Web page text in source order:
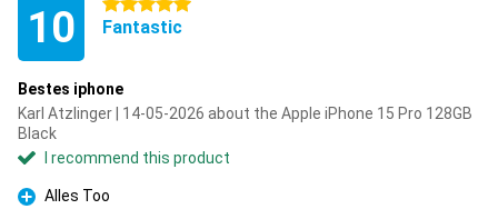
10 5 stars
Fantastic
Bestes iphone
Karl Atzlinger | 14-05-2026 about the Apple iPhone 15 Pro 128GB
Black
I recommend this product
Pro
Alles Too